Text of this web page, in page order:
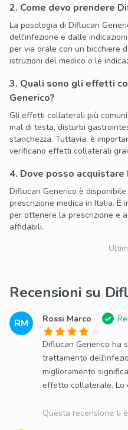
2. Come devo prendere
La posologia di Diflucan
dell'infezione e dalle
per via orale con un bicchiere
istruzioni del medico o le
3. Quali sono gli effetti
Generico?
Gli effetti collaterali più
mal di testa, disturbi
stanchezza. Tuttavia, è
verificano effetti collaterali
4. Dove posso
Diflucan Generico è
prescrizione medica in Italia. È
per ottenere la prescrizione e
affidabili.
Recensioni su
RM Rossi Marco
Diflucan Generico ha
trattamento
miglioramento
effetto collaterale. Lo
Questa recensione ti